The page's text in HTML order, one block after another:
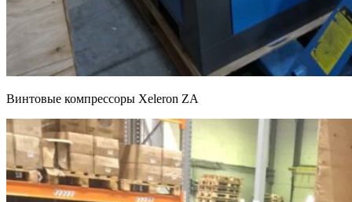
Винтовые компрессоры Xeleron ZA